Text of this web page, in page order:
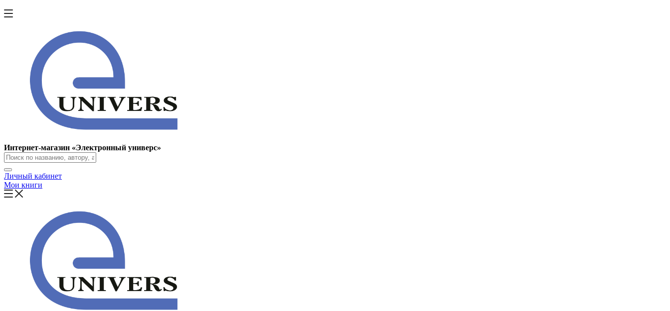
Интернет-магазин «Электронный универс»
Личный кабинет
Мои книги